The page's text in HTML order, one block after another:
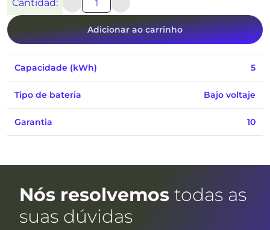
Cantidad:
Adicionar ao carrinho
Capacidade (kWh) 5
Tipo de bateria Bajo voltaje
Garantia 10
Nós resolvemos todas as
suas dúvidas